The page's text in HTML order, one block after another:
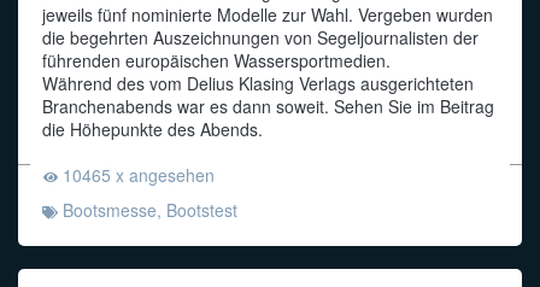
jeweils fünf nominierte Modelle zur Wahl. Vergeben wurden
die begehrten Auszeichnungen von Segeljournalisten der
führenden europäischen Wassersportmedien.
Während des vom Delius Klasing Verlags ausgerichteten
Branchenabends war es dann soweit. Sehen Sie im Beitrag
die Höhepunkte des Abends.
10465 x angesehen
Bootsmesse, Bootstest